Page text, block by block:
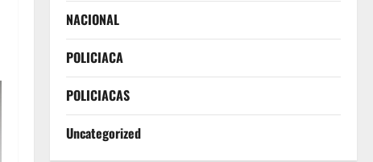
NACIONAL
POLICIACA
POLICIACAS
Uncategorized